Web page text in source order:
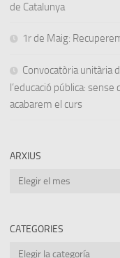
de Catalunya
1r de Maig:
Convocatòria unitària
l’educació pública:
acabarem el curs
ARXIUS
Arxius
CATEGORIES
Categories